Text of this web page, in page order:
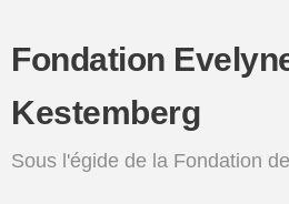
Fondation
Kestemberg
Sous l'égide de la Fondation